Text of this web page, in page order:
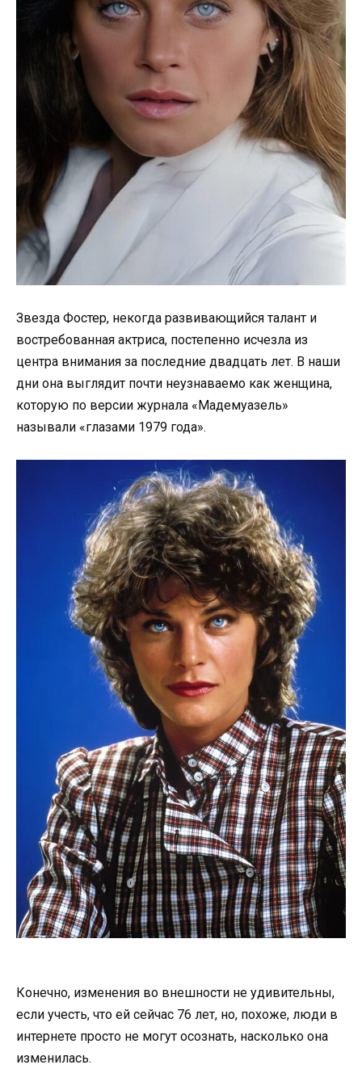
Звезда Фостер, некогда развивающийся талант и
востребованная актриса, постепенно исчезла из
центра внимания за последние двадцать лет. В наши
дни она выглядит почти неузнаваемо как женщина,
которую по версии журнала «Мадемуазель»
называли «глазами 1979 года».
Конечно, изменения во внешности не удивительны,
если учесть, что ей сейчас 76 лет, но, похоже, люди в
интернете просто не могут осознать, насколько она
изменилась.